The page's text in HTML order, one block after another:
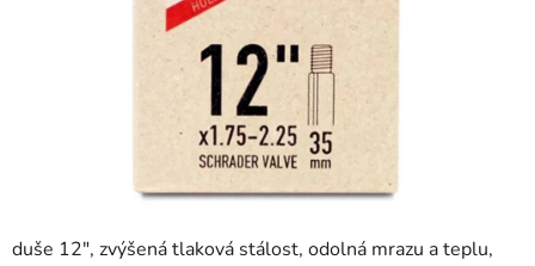
duše 12", zvýšená tlaková stálost, odolná mrazu a teplu,